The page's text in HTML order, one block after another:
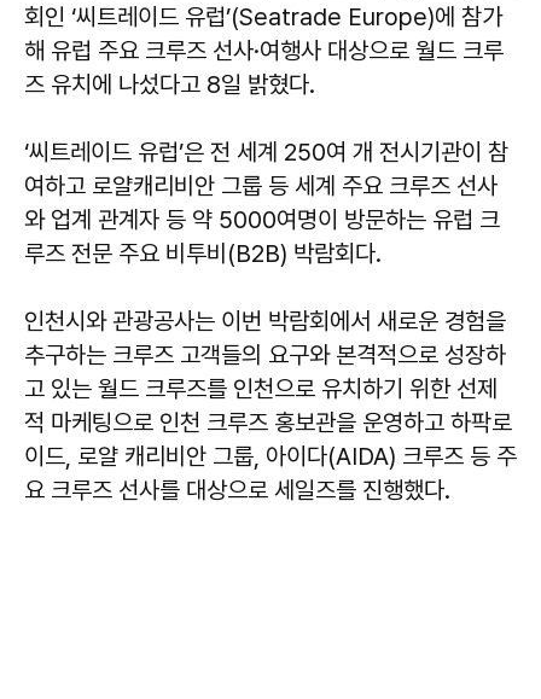
회인 ‘씨트레이드 유럽’(Seatrade Europe)에 참가
해 유럽 주요 크루즈 선사·여행사 대상으로 월드 크루
즈 유치에 나섰다고 8일 밝혔다.
‘씨트레이드 유럽’은 전 세계 250여 개 전시기관이 참
여하고 로얄캐리비안 그룹 등 세계 주요 크루즈 선사
와 업계 관계자 등 약 5000여명이 방문하는 유럽 크
루즈 전문 주요 비투비(B2B) 박람회다.
인천시와 관광공사는 이번 박람회에서 새로운 경험을
추구하는 크루즈 고객들의 요구와 본격적으로 성장하
고 있는 월드 크루즈를 인천으로 유치하기 위한 선제
적 마케팅으로 인천 크루즈 홍보관을 운영하고 하팍로
이드, 로얄 캐리비안 그룹, 아이다(AIDA) 크루즈 등 주
요 크루즈 선사를 대상으로 세일즈를 진행했다.